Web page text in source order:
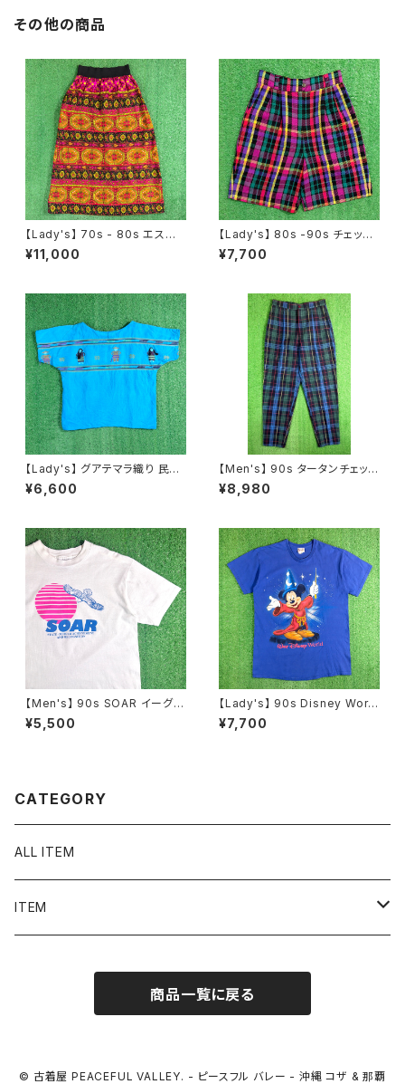
その他の商品
【Lady's】 70s - 80s エスニッ
ク柄 スカート / 70年代 80年代
総柄 古着 レディース N1546
¥11,000
【Lady's】 80s -90s チェック
ショートパンツ / 80年代 90年
代 古着 レディース ハーパン ハ
¥7,700
【Lady's】 グアテマラ織り 民族
刺繍 トップス / 古着 レディース
半袖 シャツ N1565
¥6,600
【Men's】 90s タータンチェック
テーパード パンツ / 90年代 古
着 トラウザーパンツ チェックパ
¥8,980
【Men's】 90s SOAR イーグル
イラスト Tシャツ / アメリカ製 U
SA製 90年代 ティーシャツ T-
¥5,500
【Lady's】 90s Disney World
Mickey Tシャツ ワンピース /
アメリカ製 USA製 90年代 ティ
¥7,700
CATEGORY
ALL ITEM
ITEM
シャツ／ブラウス
半袖シャツ / ブラウス
タンクトップ
商品一覧に戻る
© 古着屋 PEACEFUL VALLEY. - ピースフル バレー - 沖縄 コザ & 那覇